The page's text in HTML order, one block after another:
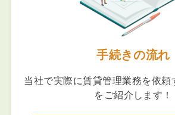
手続きの流れ
当社で実際に賃貸管理業務を依頼
をご紹介します！